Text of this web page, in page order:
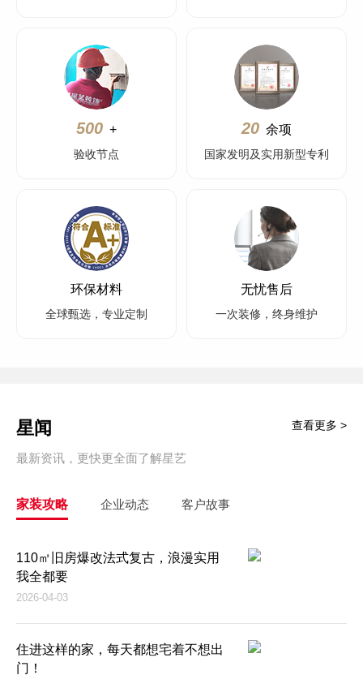
500 +
验收节点
20 余项
国家发明及实用新型专利
环保材料
全球甄选，专业定制
无忧售后
一次装修，终身维护
星闻
最新资讯，更快更全面了解星艺
查看更多 >
家装攻略 企业动态 客户故事
110㎡旧房爆改法式复古，浪漫实用
我全都要
2026-04-03
住进这样的家，每天都想宅着不想出
门！